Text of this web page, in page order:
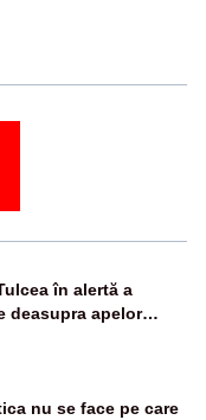
în alertă a
deasupra apelor
două F-16
nu se face pe care